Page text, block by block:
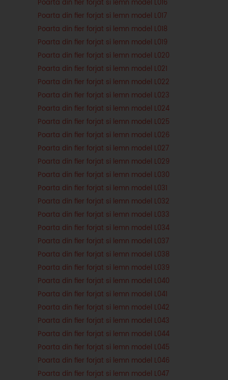
Poarta din fier forjat si lemn model L016
Poarta din fier forjat si lemn model L017
Poarta din fier forjat si lemn model L018
Poarta din fier forjat si lemn model L019
Poarta din fier forjat si lemn model L020
Poarta din fier forjat si lemn model L021
Poarta din fier forjat si lemn model L022
Poarta din fier forjat si lemn model L023
Poarta din fier forjat si lemn model L024
Poarta din fier forjat si lemn model L025
Poarta din fier forjat si lemn model L026
Poarta din fier forjat si lemn model L027
Poarta din fier forjat si lemn model L029
Poarta din fier forjat si lemn model L030
Poarta din fier forjat si lemn model L031
Poarta din fier forjat si lemn model L032
Poarta din fier forjat si lemn model L033
Poarta din fier forjat si lemn model L034
Poarta din fier forjat si lemn model L037
Poarta din fier forjat si lemn model L038
Poarta din fier forjat si lemn model L039
Poarta din fier forjat si lemn model L040
Poarta din fier forjat si lemn model L041
Poarta din fier forjat si lemn model L042
Poarta din fier forjat si lemn model L043
Poarta din fier forjat si lemn model L044
Poarta din fier forjat si lemn model L045
Poarta din fier forjat si lemn model L046
Poarta din fier forjat si lemn model L047